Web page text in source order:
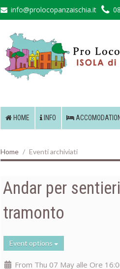
info@prolocopanzaischia.it
HOME INFO ACCOMODATION
Home Eventi archiviati
Andar per
tramonto
Event options
From Thu 07 May alle Ore